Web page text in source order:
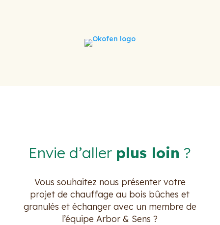
Envie d’aller plus loin ?
Vous souhaitez nous présenter votre
projet de chauffage au bois bûches et
granulés et échanger avec un membre de
l’équipe Arbor & Sens ?